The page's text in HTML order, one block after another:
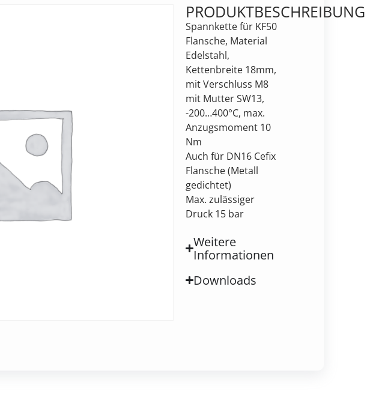
PRODUKTBESCHREIBUNG
Spannkette für KF50
Flansche, Material
Edelstahl,
Kettenbreite 18mm,
mit Verschluss M8
mit Mutter SW13,
-200…400°C, max.
Anzugsmoment 10
Nm
Auch für DN16 Cefix
Flansche (Metall
gedichtet)
Max. zulässiger
Druck 15 bar
Weitere
Informationen
Downloads